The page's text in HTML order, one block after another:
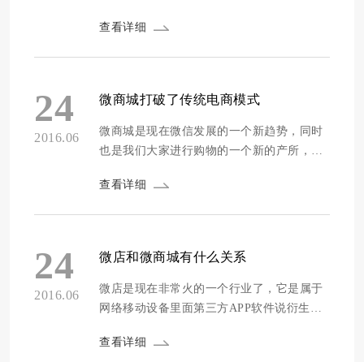
介 深圳小米虫子科技有限公司办公室地址位
于2014年08月06日在深圳工商局注册成立，
注册资本为500万元人民币（万元），在公
司...
查看详细
24
2016.06
微商城打破了传统电商模式
微商城是现在微信发展的一个新趋势，同时
也是我们大家进行购物的一个新的产所，这
动互联网的运营用户的这么一个本质话的特
内容，然后吸引更多的粉丝和关注的群体，
然后再把这些粉丝以及关注的群体变成自己
潜在的客户群...
查看详细
24
2016.06
微店和微商城有什么关系
微店是现在非常火的一个行业了，它是属于
网络移动设备里面第三方APP软件说衍生出
进行开办的一些小型的网店，在微店方面没
查看详细